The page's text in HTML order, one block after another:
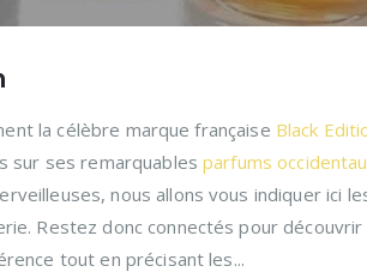
la célèbre marque française Black
sur ses remarquablesparfums
nous allons vous indiquer ici
Restez donc connectés pour découvrir
tout en précisant les...